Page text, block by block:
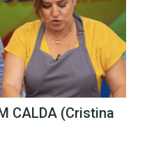
CALDA (Cristina